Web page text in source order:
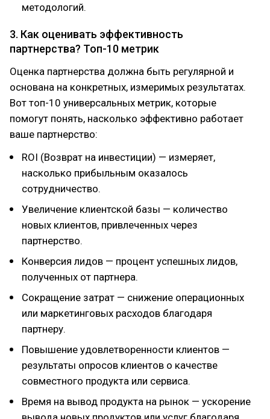
методологий.
3. Как оценивать эффективность
партнерства? Топ-10 метрик
Оценка партнерства должна быть регулярной и
основана на конкретных, измеримых результатах.
Вот топ-10 универсальных метрик, которые
помогут понять, насколько эффективно работает
ваше партнерство:
ROI (Возврат на инвестиции) — измеряет,
насколько прибыльным оказалось
сотрудничество.
Увеличение клиентской базы — количество
новых клиентов, привлеченных через
партнерство.
Конверсия лидов — процент успешных лидов,
полученных от партнера.
Сокращение затрат — снижение операционных
или маркетинговых расходов благодаря
партнеру.
Повышение удовлетворенности клиентов —
результаты опросов клиентов о качестве
совместного продукта или сервиса.
Время на вывод продукта на рынок — ускорение